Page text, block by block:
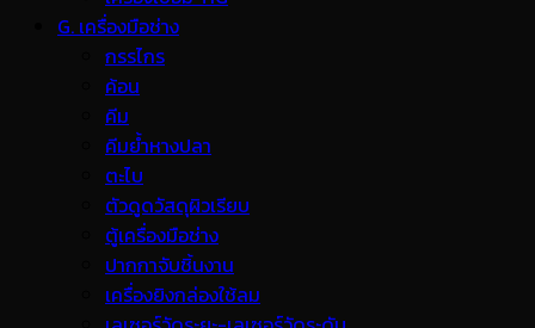
G. เครื่องมือช่าง
กรรไกร
ค้อน
คีม
คีมย้ำหางปลา
ตะไบ
ตัวดูดวัสดุผิวเรียบ
ตู้เครื่องมือช่าง
ปากกาจับชิ้นงาน
เครื่องยิงกล่องใช้ลม